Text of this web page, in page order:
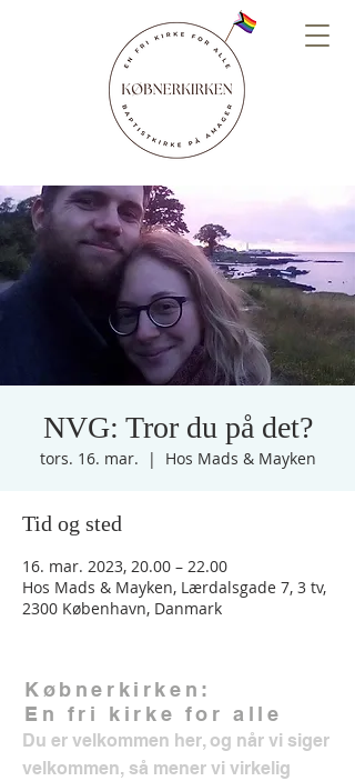
NVG: Tror du på det?
tors. 16. mar.
  |
Hos Mads & Mayken
Tid og sted
16. mar. 2023, 20.00 – 22.00
Hos Mads & Mayken, Lærdalsgade 7, 3 tv,
2300 København, Danmark
Købnerkirken:
En fri kirke for alle
Du er velkommen her, og når vi siger
velkommen, så mener vi virkelig